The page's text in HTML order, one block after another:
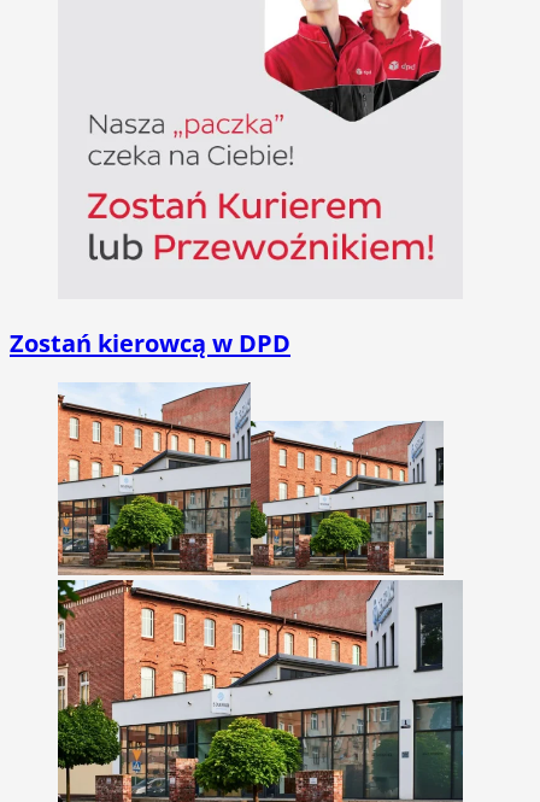
Zostań kierowcą w DPD